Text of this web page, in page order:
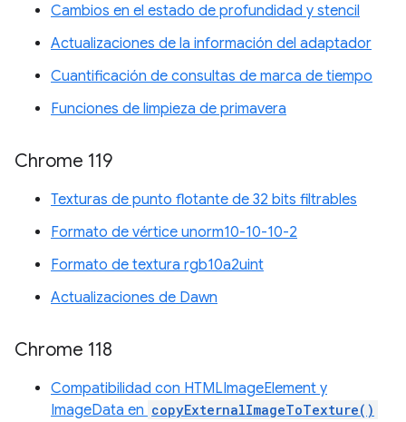
Cambios en el estado de profundidad y stencil
Actualizaciones de la información del adaptador
Cuantificación de consultas de marca de tiempo
Funciones de limpieza de primavera
Chrome 119
Texturas de punto flotante de 32 bits filtrables
Formato de vértice unorm10-10-10-2
Formato de textura rgb10a2uint
Actualizaciones de Dawn
Chrome 118
Compatibilidad con HTMLImageElement y
ImageData en copyExternalImageToTexture()